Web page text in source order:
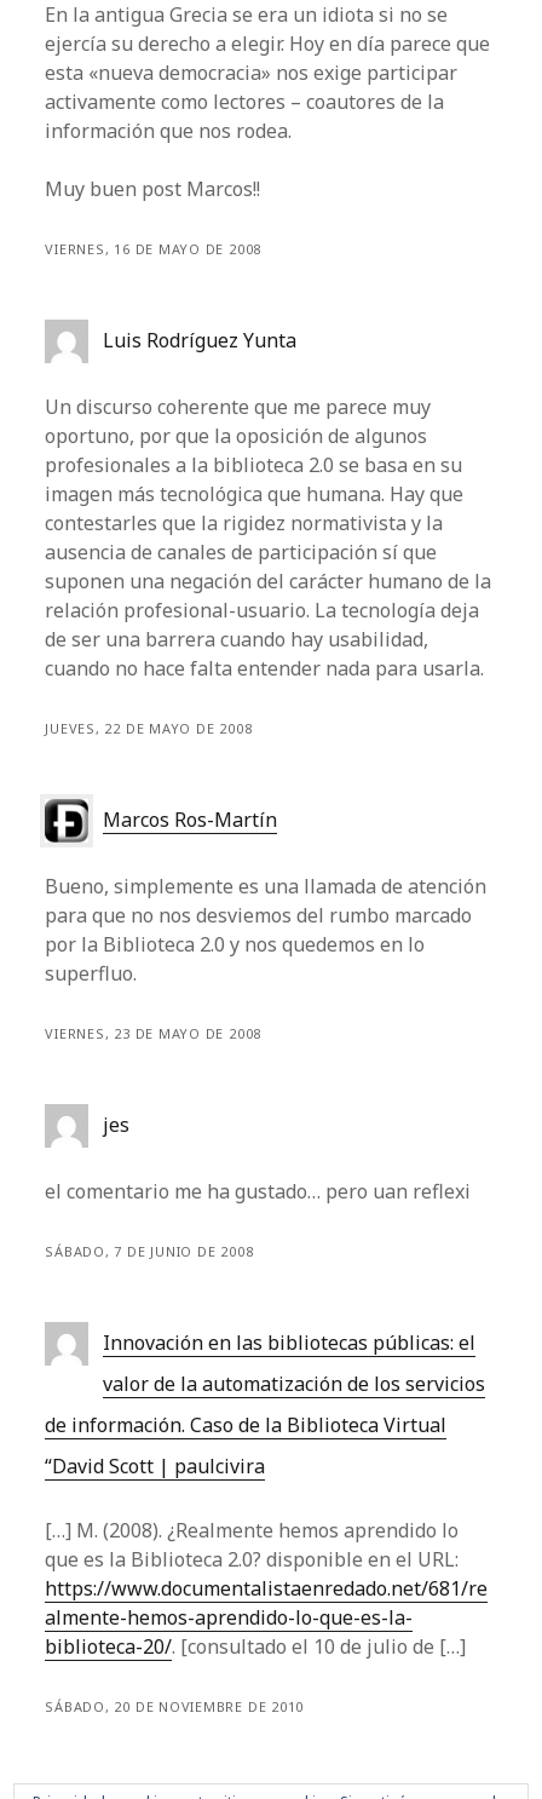
En la antigua Grecia se era un idiota si no se
ejercía su derecho a elegir. Hoy en día parece que
esta «nueva democracia» nos exige participar
activamente como lectores – coautores de la
información que nos rodea.
Muy buen post Marcos!!
VIERNES, 16 DE MAYO DE 2008
Luis Rodríguez Yunta
Un discurso coherente que me parece muy
oportuno, por que la oposición de algunos
profesionales a la biblioteca 2.0 se basa en su
imagen más tecnológica que humana. Hay que
contestarles que la rigidez normativista y la
ausencia de canales de participación sí que
suponen una negación del carácter humano de la
relación profesional-usuario. La tecnología deja
de ser una barrera cuando hay usabilidad,
cuando no hace falta entender nada para usarla.
JUEVES, 22 DE MAYO DE 2008
Marcos Ros-Martín
Bueno, simplemente es una llamada de atención
para que no nos desviemos del rumbo marcado
por la Biblioteca 2.0 y nos quedemos en lo
superfluo.
VIERNES, 23 DE MAYO DE 2008
jes
el comentario me ha gustado… pero uan reflexi
SÁBADO, 7 DE JUNIO DE 2008
Innovación en las bibliotecas públicas: el
valor de la automatización de los servicios
de información. Caso de la Biblioteca Virtual
“David Scott | paulcivira
[…] M. (2008). ¿Realmente hemos aprendido lo
que es la Biblioteca 2.0? disponible en el URL:
https://www.documentalistaenredado.net/681/re
almente-hemos-aprendido-lo-que-es-la-
biblioteca-20/. [consultado el 10 de julio de […]
SÁBADO, 20 DE NOVIEMBRE DE 2010
Los comentarios están cerrados.